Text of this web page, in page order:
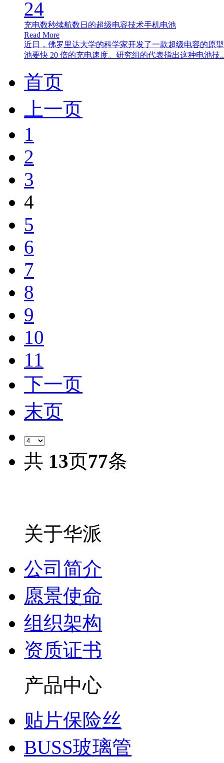
24
充电数秒续航数日的超级电容技术手机电池
Read More
近日，佛罗里达大学的科学家开发了一款超级电容的原
池要快 20 倍的充电速度。研究组的代表指出这种电池技
首页
上一页
1
2
3
4
5
6
7
8
9
10
11
下一页
末页
共 13页77条
关于华派
公司简介
愿景使命
组织架构
资质证书
产品中心
贴片保险丝
BUSS玻璃管